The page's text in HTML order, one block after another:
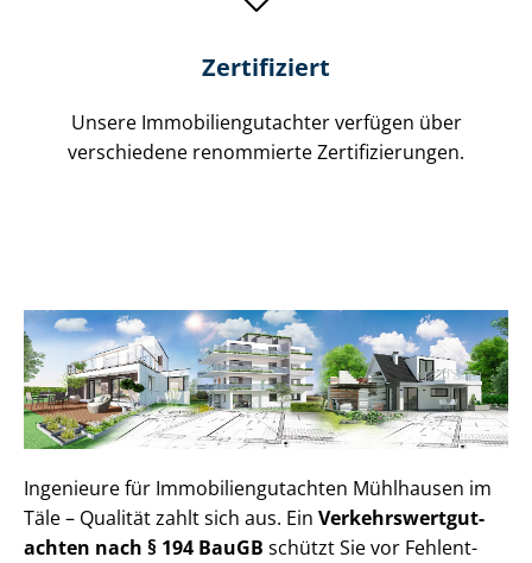
Zertifiziert
Unsere Immobilien­gutachter verfügen über
verschiedene renommierte Zer­ti­fi­zie­run­gen.
Ingenieure für Im­mo­bi­li­en­gut­ach­ten Mühlhausen im
Täle – Qualität zahlt sich aus. Ein Ver­kehrs­wert­gut­
ach­ten nach § 194 BauGB schützt Sie vor Fehl­ent­